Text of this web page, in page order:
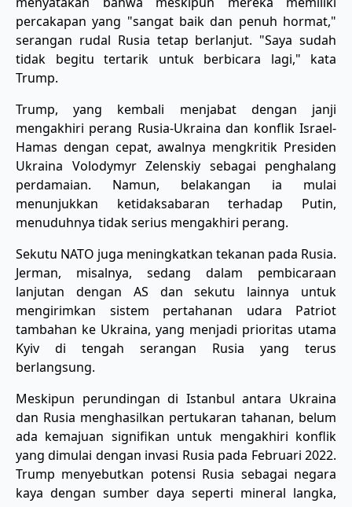
percakapan yang "sangat baik dan penuh hormat,"
serangan rudal Rusia tetap berlanjut. "Saya sudah
tidak begitu tertarik untuk berbicara lagi," kata
Trump.
Trump, yang kembali menjabat dengan janji
mengakhiri perang Rusia-Ukraina dan konflik Israel-
Hamas dengan cepat, awalnya mengkritik Presiden
Ukraina Volodymyr Zelenskiy sebagai penghalang
perdamaian. Namun, belakangan ia mulai
menunjukkan ketidaksabaran terhadap Putin,
menuduhnya tidak serius mengakhiri perang.
Sekutu NATO juga meningkatkan tekanan pada Rusia.
Jerman, misalnya, sedang dalam pembicaraan
lanjutan dengan AS dan sekutu lainnya untuk
mengirimkan sistem pertahanan udara Patriot
tambahan ke Ukraina, yang menjadi prioritas utama
Kyiv di tengah serangan Rusia yang terus
berlangsung.
Meskipun perundingan di Istanbul antara Ukraina
dan Rusia menghasilkan pertukaran tahanan, belum
ada kemajuan signifikan untuk mengakhiri konflik
yang dimulai dengan invasi Rusia pada Februari 2022.
Trump menyebutkan potensi Rusia sebagai negara
kaya dengan sumber daya seperti mineral langka,